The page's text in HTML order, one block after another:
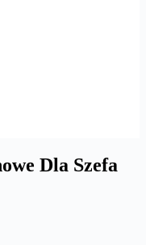
Dla Szefa